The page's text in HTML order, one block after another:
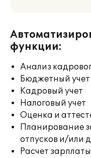
функции:
Анализ
Бюджетный
Кадровый учет
Налоговый учет
Оценка и
Планирование
отпусков и/или
Расчет зарплаты